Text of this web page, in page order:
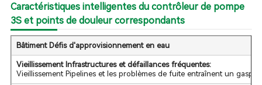
Caractéristiques intelligentes du contrôleur de pompe
3S et points de douleur correspondants
Bâtiment Défis d'approvisionnement en eau
Vieillissement Infrastructures et défaillances fréquentes:
Vieillissement Pipelines et les problèmes de fuite entraînent un